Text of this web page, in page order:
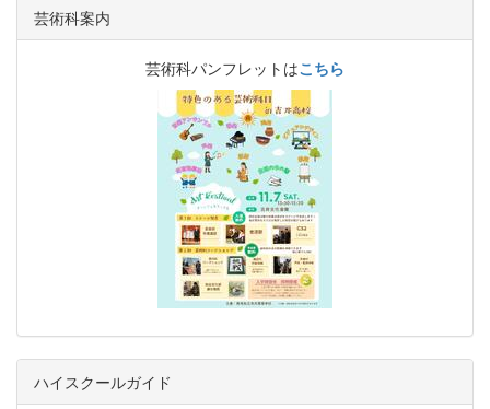
芸術科案内
芸術科パンフレットはこちら
ハイスクールガイド